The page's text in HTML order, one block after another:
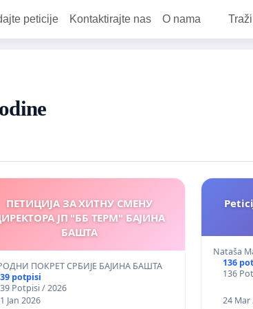
peticije Kontaktirajte nas O nama Traži
ПЕТИЦИЈА ЗА ХИТНУ СМЕНУ
ЈП "ББ ТЕРМ" БАЈИНА
БАШТА
ПОКРЕТ СРБИЈЕ БАЈИНА БАШТА
potpisi
Potpisi / 2026
Jan 2026
Nataša
136
136
24 Mar